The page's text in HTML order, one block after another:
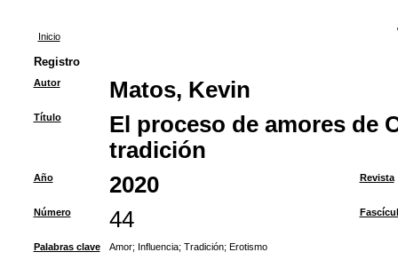
Inicio
Registro
Autor Matos, Kevin
Título
El proceso de amores de
tradición
Año 2020 Revista
Número 44
Palabras clave Amor; Influencia; Tradición; Erotismo